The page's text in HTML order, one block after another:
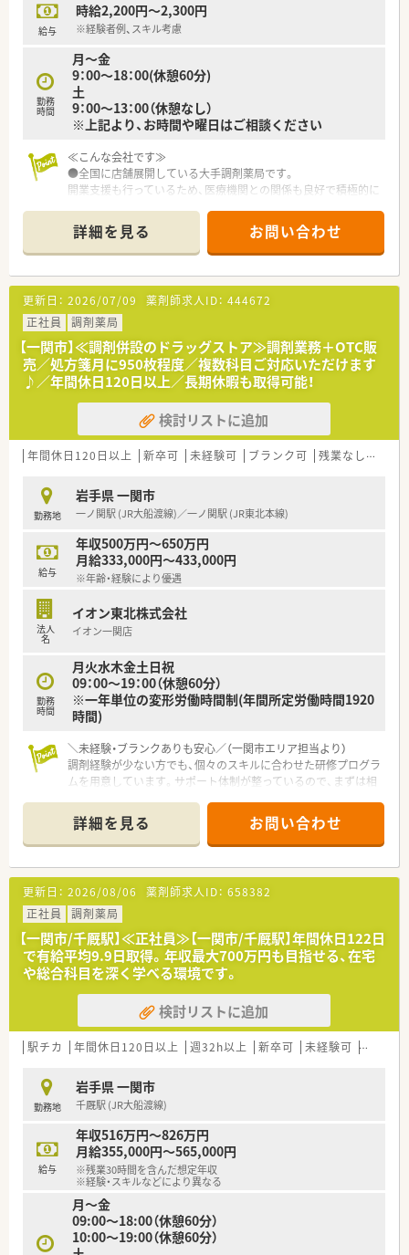
修、カフェテリア研修、学術大会、新入社員研修（5か月）など経験
が浅くても充実している研修制度で、今後のキャリアプランをバ
給与
時給2,200円～2,300円
※経験者例、スキル考慮
勤務
時間
月～金
9：00～18：00(休憩60分)
土
9：00～13：00（休憩なし）
※上記より、お時間や曜日はご相談ください
≪こんな会社です≫
●全国に店舗展開している大手調剤薬局です。
開業支援も行っているため、医療機関との関係も良好で積極的に
●独自の研修システムを活用し効率的かつ効果的なスキルアッ
プを支援しています。
その他、カフェテリア研修や社内学術大会などその方が目指す社
会人像に合わせた学ぶ環境が充実しています。
●週20時間以上の勤務で社会保険に加入が可能です。
●サポート体制が整っており育児との両立にも理解がある職場
です。
●全国に店舗がありますので旦那様の転勤がある場合も店舗異
動にて対応することが可能です。
詳細を見る お問い合わせ
更新日： 2026/07/09 薬剤師求人ID： 444672
正社員
調剤薬局
【一関市】≪調剤併設のドラッグストア≫調剤業務＋OTC販
売／処方箋月に950枚程度／複数科目ご対応いただけます
♪／年間休日120日以上／長期休暇も取得可能！
検討リストに追加
年間休日120日以上 新卒可 未経験可 ブランク可 残業なし(ほぼなし含む)
勤務地
岩手県 一関市
一ノ関駅 (JR大船渡線)／一ノ関駅 (JR東北本線)
給与
年収500万円～650万円
月給333,000円～433,000円
※年齢・経験により優遇
法人
名
イオン東北株式会社
イオン一関店
勤務
時間
月火水木金土日祝
09：00～19：00（休憩60分）
※一年単位の変形労働時間制(年間所定労働時間1920
時間)
＼未経験・ブランクありも安心／（一関市エリア担当より）
調剤経験が少ない方でも、個々のスキルに合わせた研修プログラ
ムを用意しています。サポート体制が整っているので、まずは相
＊------------------------------------------＊
【店舗情報と応需状況について】
■最寄り駅から車で10分ほどの場所に位置している、利便性の
高い大型ショッピングセンター内にある調剤薬局です。
■処方箋は面応需で総合科目を取り扱っており、月間でおよそ
900枚から950枚程度の枚数を安定して応需しています。
■現在は常勤2名に加えてパートと派遣各1名の計4名体制で、協
力しながら日々の業務を円滑に進めている職場です。
【法人特徴について】
■国内最大級の小売業グループとして強固な経営基盤を誇り、全
国のショッピングモール内に薬局を展開しています。
■ショッピングモールを地域医療の拠点と捉えて、調剤を核とし
た健康のトータルサポートを積極的に推進しています。
■ヘルス＆ビューティーケア事業を最重要事業の一つと位置づ
【こんな方が活躍中】
■幅広い年代の薬剤師が在籍しており、それぞれのライフスタイ
ルに合わせて働き方を選択しながら活躍しています。
■調剤だけでなくOTC販売を通じてカウンセリング力を磨き、地
域の方々から頼られる存在を目指す方が多い環境です。
■結婚や出産といったライフイベントを経ても、会社の充実した
詳細を見る お問い合わせ
更新日： 2026/08/06 薬剤師求人ID： 658382
正社員
調剤薬局
【一関市/千厩駅】≪正社員≫【一関市/千厩駅】年間休日122日
で有給平均9.9日取得。年収最大700万円も目指せる、在宅
や総合科目を深く学べる環境です。
検討リストに追加
駅チカ 年間休日120日以上 週32h以上 新卒可 未経験可 ブラン
勤務地
岩手県 一関市
千厩駅 (JR大船渡線)
給与
年収516万円～826万円
月給355,000円～565,000円
※残業30時間を含んだ想定年収
※経験・スキルなどにより異なる
月～金
09:00～18:00（休憩60分）
10:00～19:00（休憩60分）